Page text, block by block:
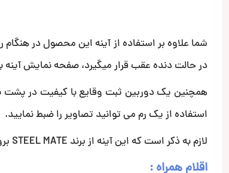
شما علاوه بر استفاده از آینه این محصول در
در حالت دنده عقب قرار میگیرد، صفحه نمایش
همچنین یک دوربین ثبت وقایع با کیفیت در پشت
استفاده از یک رم می توانید تصاویر را ضبط نمایید.
لازم به ذکر است که این آینه از برند STEEL MATE بروی آینه خودروی شما نصب و سوار میشود و در ظاهر ماشین تغییری ایجاد نمیکند.
اقلام همراه :